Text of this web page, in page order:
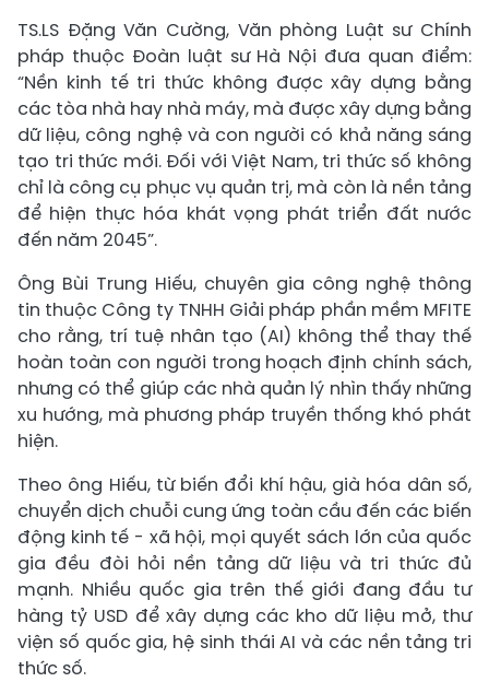
TS.LS Đặng Văn Cường, Văn phòng Luật sư Chính
pháp thuộc Đoàn luật sư Hà Nội đưa quan điểm:
“Nền kinh tế tri thức không được xây dựng bằng
các tòa nhà hay nhà máy, mà được xây dựng bằng
dữ liệu, công nghệ và con người có khả năng sáng
tạo tri thức mới. Đối với Việt Nam, tri thức số không
chỉ là công cụ phục vụ quản trị, mà còn là nền tảng
để hiện thực hóa khát vọng phát triển đất nước
đến năm 2045”.
Ông Bùi Trung Hiếu, chuyên gia công nghệ thông
tin thuộc Công ty TNHH Giải pháp phần mềm MFITE
cho rằng, trí tuệ nhân tạo (AI) không thể thay thế
hoàn toàn con người trong hoạch định chính sách,
nhưng có thể giúp các nhà quản lý nhìn thấy những
xu hướng, mà phương pháp truyền thống khó phát
hiện.
Theo ông Hiếu, từ biến đổi khí hậu, già hóa dân số,
chuyển dịch chuỗi cung ứng toàn cầu đến các biến
động kinh tế - xã hội, mọi quyết sách lớn của quốc
gia đều đòi hỏi nền tảng dữ liệu và tri thức đủ
mạnh. Nhiều quốc gia trên thế giới đang đầu tư
hàng tỷ USD để xây dựng các kho dữ liệu mở, thư
viện số quốc gia, hệ sinh thái AI và các nền tảng tri
thức số.